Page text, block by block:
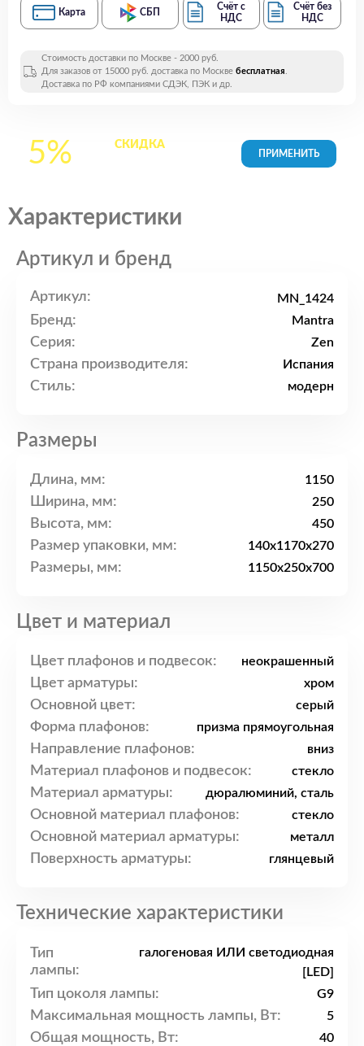
Карта СБП
Счёт с
НДС
Счёт без
НДС
Стоимость доставки по Москве - 2000 руб.
Для заказов от 15000 руб. доставка по Москве бесплатная.
Доставка по РФ компаниями СДЭК, ПЭК и др.
5% СКИДКАна все
Характеристики
Артикул и бренд
Артикул: MN_1424
Бренд: Mantra
Серия: Zen
Страна производителя: Испания
Стиль: модерн
Размеры
Длина, мм: 1150
Ширина, мм: 250
Высота, мм: 450
Размер упаковки, мм: 140x1170x270
Размеры, мм: 1150x250x700
Цвет и материал
Цвет плафонов и подвесок: неокрашенный
Цвет арматуры: хром
Основной цвет: серый
Форма плафонов: призма прямоугольная
Направление плафонов: вниз
Материал плафонов и подвесок: стекло
Материал арматуры: дюралюминий, сталь
Основной материал плафонов: стекло
Основной материал арматуры: металл
Поверхность арматуры: глянцевый
Технические характеристики
Тип
лампы:
галогеновая ИЛИ светодиодная
[LED]
Тип цоколя лампы: G9
Максимальная мощность лампы, Вт: 5
Общая мощность, Вт: 40